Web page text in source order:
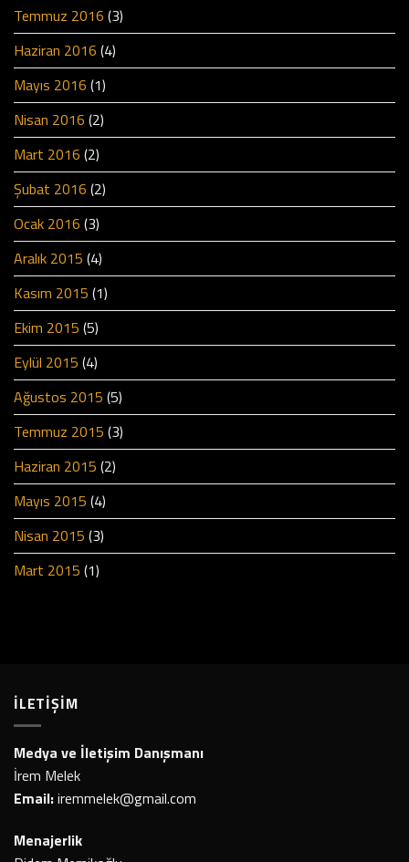
Temmuz 2016 (3)
Haziran 2016 (4)
Mayıs 2016 (1)
Nisan 2016 (2)
Mart 2016 (2)
Şubat 2016 (2)
Ocak 2016 (3)
Aralık 2015 (4)
Kasım 2015 (1)
Ekim 2015 (5)
Eylül 2015 (4)
Ağustos 2015 (5)
Temmuz 2015 (3)
Haziran 2015 (2)
Mayıs 2015 (4)
Nisan 2015 (3)
Mart 2015 (1)
İLETİŞİM
Medya ve İletişim Danışmanı
İrem Melek
Email:iremmelek@gmail.com
Menajerlik